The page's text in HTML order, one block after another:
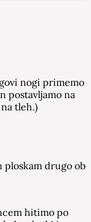
nogi primemo
postavljamo na
tleh.)
drugo ob
hitimo po